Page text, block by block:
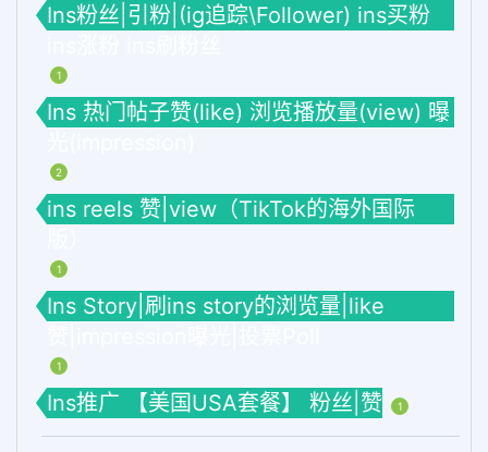
Ins粉丝|引粉|(ig追踪\Follower) ins买粉
1
Ins 热门帖子赞(like) 浏览播放量(view) 曝
2
ins reels 赞|view（TikTok的海外国际
1
Ins Story|刷ins story的浏览量|like
1
Ins推广 【美国USA套餐】 粉丝|赞 1